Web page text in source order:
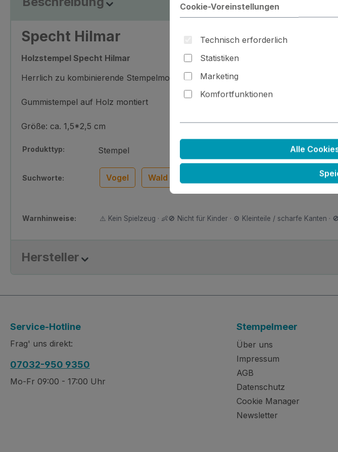
Specht Hilmar
Holzstempel Specht Hilmar
Herrlich zu kombinierende Stempelmotive für jede Gelegenheit!
Gummistempel auf Holz montiert
Größe: ca. 1,5*2,5 cm
Produkttyp: Stempel
Suchworte: Vogel Wald
Warnhinweise: ⚠️ Kein Spielzeug · 👶🚫 Nicht für Kinder · ⚙️ Kleinteile / scharfe Kanten ·
Hersteller
Service-Hotline
Frag' uns direkt:
07032-950 9350
Mo-Fr 09:00 - 17:00 Uhr
Stempelmeer
Über uns
Impressum
AGB
Datenschutz
Cookie Manager
Newsletter
Cookie-Voreinstellungen
Technisch erforderlich
Statistiken
Marketing
Komfortfunktionen
Alle